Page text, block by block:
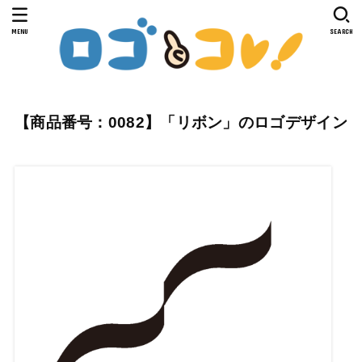
SEARCH
MENU
【商品番号：0082】「リボン」のロゴデザイン